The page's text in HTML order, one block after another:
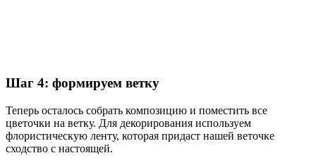
Шаг 4: формируем ветку
Теперь осталось собрать композицию и поместить все
цветочки на ветку. Для декорирования используем
флористическую ленту, которая придаст нашей веточке
сходство с настоящей.